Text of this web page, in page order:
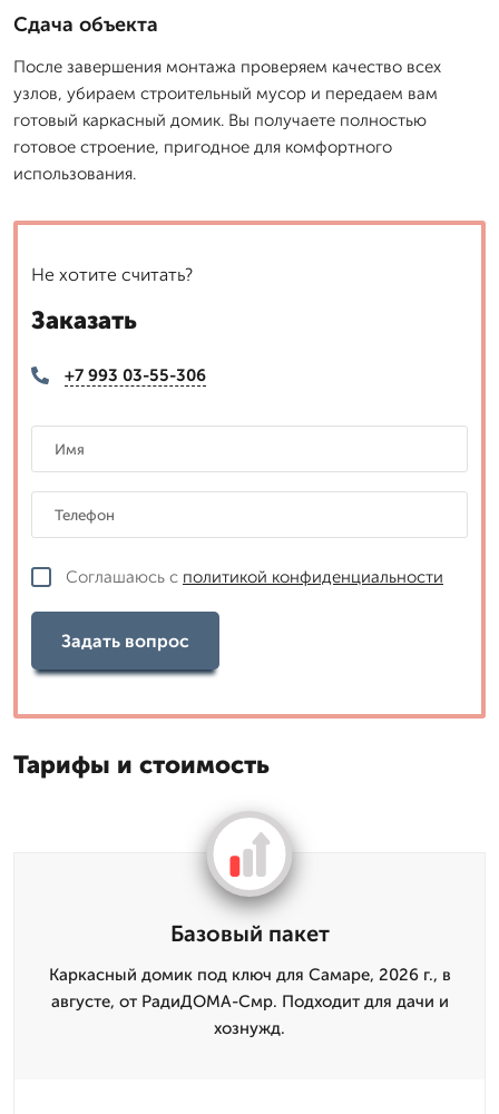
Сдача объекта
После завершения монтажа проверяем качество всех
узлов, убираем строительный мусор и передаем вам
готовый каркасный домик. Вы получаете полностью
готовое строение, пригодное для комфортного
использования.
Не хотите считать?
Заказать
+7 993 03-55-306
Соглашаюсь с политикой конфиденциальности
Задать вопрос
Тарифы и стоимость
Базовый пакет
Каркасный домик под ключ для Самаре, 2026 г., в
августе, от РадиДОМА-Смр. Подходит для дачи и
хознужд.